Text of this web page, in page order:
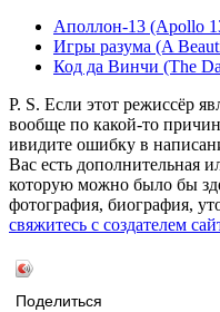
Аполлон-13 (Apollo
Игры разума (A
Код да Винчи (The
P. S. Если этот режиссёр
вообще по какой-то
ивидите ошибку в
Вас есть дополнительная
которую можно было бы
фотография, биография,
свяжитесь с создателем
Поделиться